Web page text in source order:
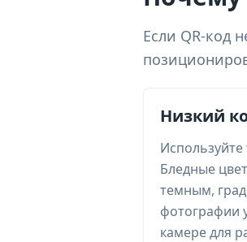
Если QR-код
Низкий
Бледные
темным,
фотографии
камере для